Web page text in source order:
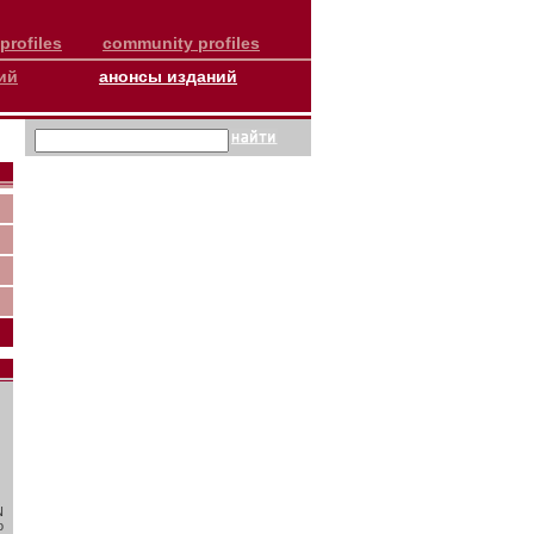
community profiles
анонсы изданий